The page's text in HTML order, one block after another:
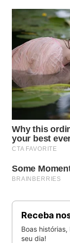
mais temido
Referências:
forelimb
| Proceedings
Receba
Boas
seu dia!